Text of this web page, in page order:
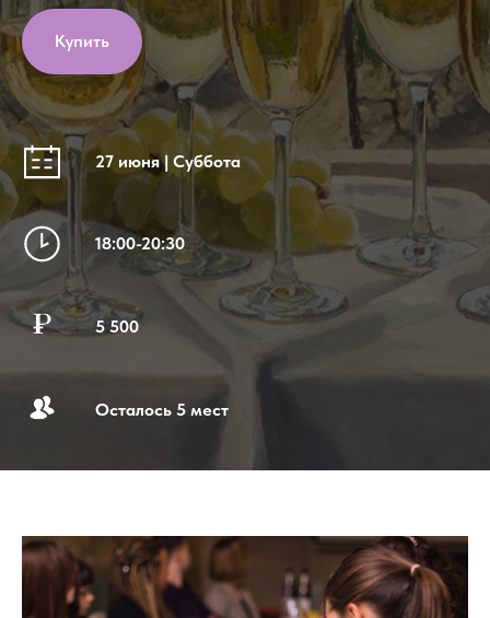
Купить
27 июня | Суббота
18:00-20:30
5 500
Осталось 5 мест